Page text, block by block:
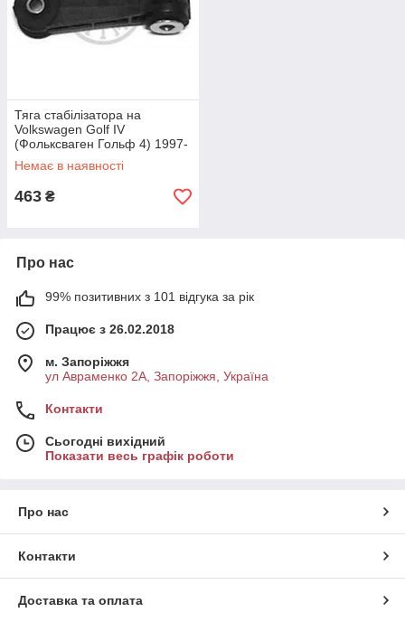
Тяга стабілізатора на
Volkswagen Golf IV
(Фольксваген Гольф 4) 1997-
- ->2005 Optimal G7794
Немає в наявності
463 ₴
Про нас
99% позитивних з 101 відгука за рік
Працює з 26.02.2018
м. Запоріжжя
ул Авраменко 2А, Запоріжжя, Україна
Контакти
Сьогодні вихідний
Показати весь графік роботи
Про нас
Контакти
Доставка та оплата